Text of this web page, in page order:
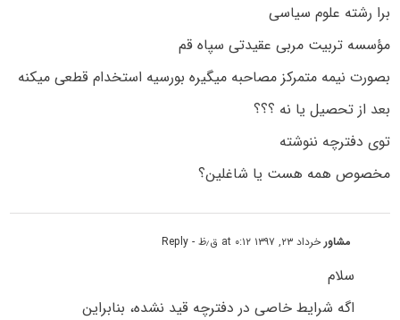
برا رشته علوم سیاسی
مؤسسه تربیت مربی عقیدتی سپاه قم
بصورت نیمه متمرکز مصاحبه میگیره بورسیه استخدام قطعی میکنه
بعد از تحصیل یا نه ؟؟؟
توی دفترچه ننوشته
مخصوص همه هست یا شاغلین؟
مشاور خرداد ۲۳, ۱۳۹۷ at ۰:۱۲ ق٫ظ - Reply
سلام
اگه شرایط خاصی در دفترچه قید نشده، بنابراین